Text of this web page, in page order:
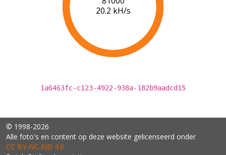
20.3 kH/s
1a6463fc-c123-4922-938a-182b9aadcd15
© 1998-2026
Alle foto's en content op deze website gelicenseerd onder
CC BY‑NC‑ND 4.0